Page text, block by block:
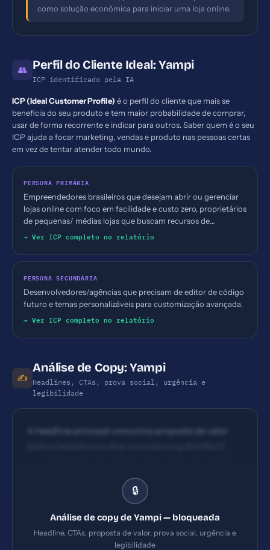
como solução econômica para iniciar uma loja online.
👥 Perfil do Cliente Ideal: Yampi
ICP identificado pela IA
ICP (Ideal Customer Profile) é o perfil do cliente que mais se
beneficia do seu produto e tem maior probabilidade de comprar,
usar de forma recorrente e indicar para outros. Saber quem é o seu
ICP ajuda a focar marketing, vendas e produto nas pessoas certas
em vez de tentar atender todo mundo.
PERSONA PRIMÁRIA
Empreendedores brasileiros que desejam abrir ou gerenciar
lojas online com foco em facilidade e custo zero, proprietários
de pequenas/ médias lojas que buscam recursos de
conversão (checkout, recuperação de carrinho, upsell) e
→ Ver ICP completo no relatório
PERSONA SECUNDÁRIA
Desenvolvedores/agências que precisam de editor de código
futuro e temas personalizáveis para customização avançada.
→ Ver ICP completo no relatório
✍️
Análise de Copy: Yampi
Headlines, CTAs, prova social, urgência e
legibilidade
A headline principal comunica proposta de valor
subtítulo mistura benefícios (recursos exclusivos)
sem detalhar diferenciação clara frente
principal. CTAs aparecem como botões de criar
conta grátis, bem visíveis na header e seções. Textos
🔒
Análise de copy de Yampi — bloqueada
Headline, CTAs, proposta de valor, prova social, urgência e
legibilidade